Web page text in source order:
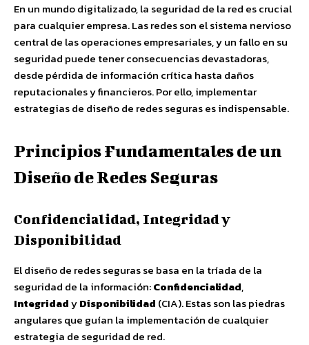
En un mundo digitalizado, la seguridad de la red es crucial
para cualquier empresa. Las redes son el sistema nervioso
central de las operaciones empresariales, y un fallo en su
seguridad puede tener consecuencias devastadoras,
desde pérdida de información crítica hasta daños
reputacionales y financieros. Por ello, implementar
estrategias de diseño de redes seguras es indispensable.
Principios Fundamentales de un
Diseño de Redes Seguras
Confidencialidad, Integridad y
Disponibilidad
El diseño de redes seguras se basa en la tríada de la
seguridad de la información:Confidencialidad,
IntegridadyDisponibilidad (CIA). Estas son las piedras
angulares que guían la implementación de cualquier
estrategia de seguridad de red.